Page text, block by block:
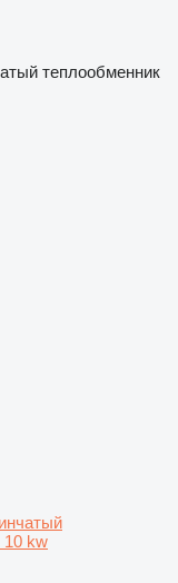
теплообменник
10 kw